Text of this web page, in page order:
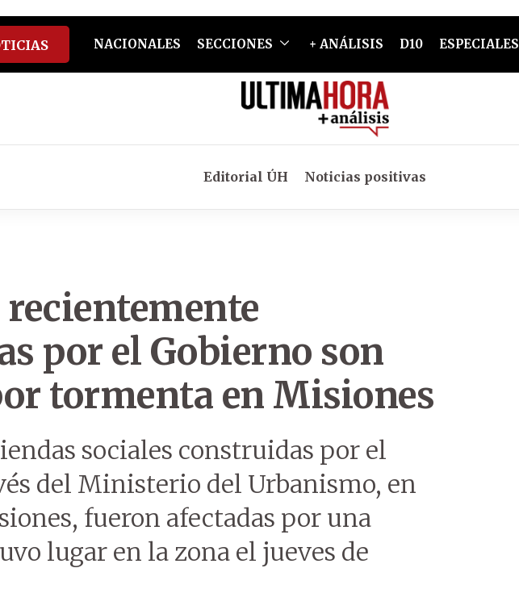
NACIONALES SECCIONES + ANÁLISIS D10 ESPECIALES
Editorial ÚH Noticias positivas
por el Gobierno son
tormenta en Misiones
sociales construidas por el
del Ministerio del Urbanismo, en
fueron afectadas por una
lugar en la zona el jueves de